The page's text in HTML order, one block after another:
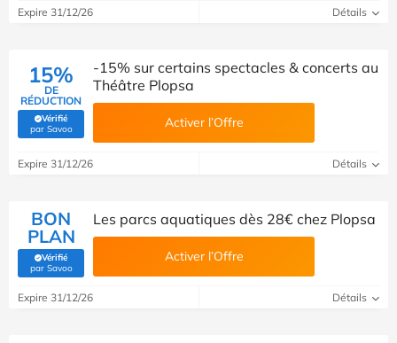
Expire 31/12/26 Détails
15%
DE
RÉDUCTION
Vérifié
par Savoo(Vérifié par Savoo)
-15% sur certains spectacles & concerts au
Théâtre Plopsa
Activer l’Offre
Expire 31/12/26 Détails
BON
PLAN
Vérifié
par Savoo(Vérifié par Savoo)
Les parcs aquatiques dès 28€ chez Plopsa
Activer l’Offre
Expire 31/12/26 Détails